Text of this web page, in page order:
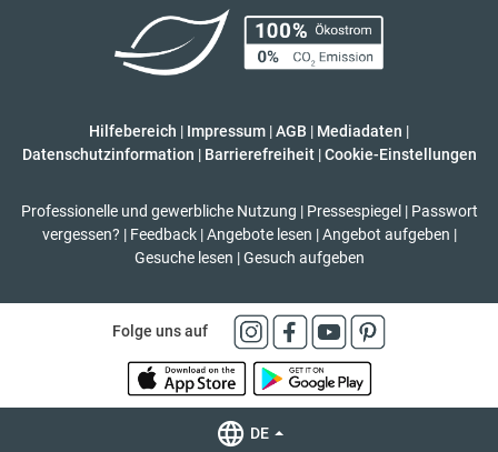
Hilfebereich | Impressum |AGB | Mediadaten |
Datenschutzinformation | Barrierefreiheit | Cookie-Einstellungen
Professionelle und gewerbliche Nutzung | Pressespiegel | Passwort
vergessen? | Feedback | Angebote lesen | Angebot aufgeben |
Gesuche lesen | Gesuch aufgeben
Folge uns auf
DE